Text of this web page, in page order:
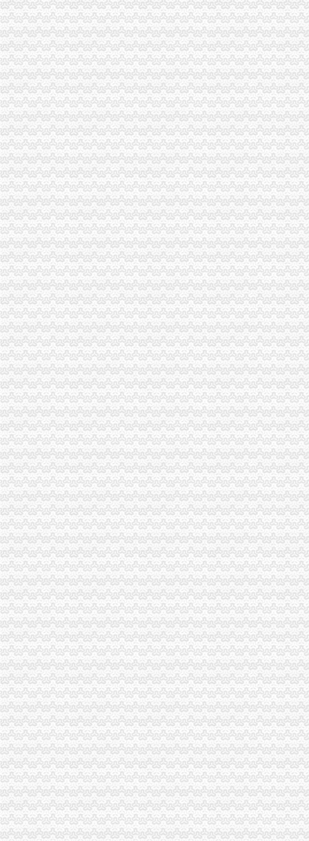
经开区办公司
上饶经开区供电服务中心：造“一站式”服务平台_新浪上饶
曲靖经开区“春风送岗”解决企业用工难题456人达成就业意向--云南
贵市-经开区园区办——完善园区生活服务设施
2017广西嘉路人力资源顾问有限责任公司招聘经开区岗位1名公告（
区管委会办公室关于印发《九江经开区小镇建设工作方案》的通知
长生桥办公司
长政办〔2016〕124号长垣县人民办公室关于印发长垣县2016年今
【广东长宏路桥有限公司办公环境】广东长宏路桥有限公司工作环境如
中国长跨度铝合金天桥——北京东单北天桥开通_深圳新闻网
非洲小伙挂帅温江“洋河长”有空就巡河爱管“闲事儿”_央广网
茶园办办公隔断卡座拆装长生桥家具安装南岸区家具维修_重庆南岸区
南坪办公司
【苹果iPhone6S（全网通）促销】重庆南坪苹果6s分期付款办理地址
南坪中心转盘改造下月破土--1--重庆新闻网
南坪市营业执照遗失和公告登报办理电话_商务圈网
南坪装饰设计工程信用查询_南坪装饰设计工程企业/相关公司信用报
重庆南坪中典photoshop(ps)培训图像处理的培训图片,重庆南坪中典
南岸区办公司流程
南岸区代办营业执照的流程-重庆商业街-重庆购物狂
外地人申请户口迁入南岸遭“为难”-光重庆
南岸区房管税务联手击房产中介“串串”-重庆搜狐焦点
南岸自创自模式,成为全国典型_新浪新闻
重庆工商大力培育微型企业-新闻频道-和讯网
重庆办公司
厦门中卡-智慧停车场管理系统|免布线车位引导系统|免取卡车牌识别系
商业建筑设计施工-重庆办公室建筑装修-上海办公室建筑装修-重庆建
CPU卡/一卡通/考勤/门/停车/水控/监控/-深圳市方卡科技股份有限公
云南华雄环保科技有限公司重庆办位于重庆省重庆市-环球经贸网
春秋鼎盛-春秋鼎盛重庆办-_北京春秋鼎盛环保科技有限公司重庆办事处
南岸区办公司
南岸区国税办理手机出口退税1420万元_网易新闻
诚信档案_重庆南岸区南山街道办_红牛贸易网
重庆南岸区企业社保办理服务_【咨询服务】
南岸区办理无押个人§南岸区公司让市民更便捷！|价
塔山街道办南岸小学实验管理工作计划.doc下载-支持高清免费浏览-
海棠溪
海棠晓月周边驾校推荐,海棠溪学车多少钱南坪驾校
海棠溪立交公交查询_海棠溪立交公交线路_海棠溪立交地图
海棠溪附近酒店_海棠溪附近宾馆_海棠溪附近住宿_艺龙
风万种海棠溪-过眼云烟---搜狐博客
重庆南岸区南坪四公司海棠溪便民寄存分部-韵达快递网点
南山办公司
南山办个港澳通行证就这么难？_报料_民声汇_奥一报料_南都报系综合
【南山区证件代办_南山区证件代办公司_南山区代办企业证件】-58到
那位总有办公司卡位出租南山、福田_深圳_天涯论坛_天涯社区
南山精装办公室租赁工商财务一站式服务_智富港商务股份有限公司
深圳市南山区利办文具商店公司介绍联系人江晓斌中国广东深圳市南
铜元局办公司
铜元局-重庆爱问分类
渝开发：预计2013年度日常关联交易_股票频道_同花顺财经
【重庆铜元局采购招聘网_采购招聘信息】-重庆智联招聘
关于设立安诚保险销售有限公司铜元局营业部等2家分支机构的批复-
重庆伊牛餐饮服务有限公司招聘信息_电话_地址-智联招聘
八公里办公司
重庆有红木办公家具卖吗？重庆红木办公家具直销！去八公里广东办公
【图】有哪个大哥在八公里那个加油站办卡没得_重庆论坛_汽车之家论
北京厂房：望京798艺术区南皋附近厂房办公层高8米院-北京爱问